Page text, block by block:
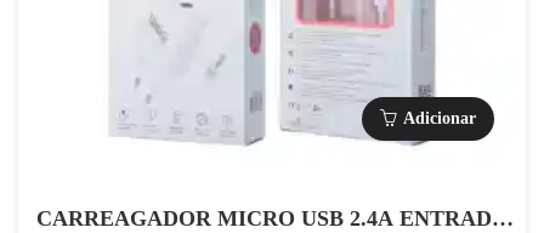
Adicionar
CARREAGADOR MICRO USB 2.4A ENTRADA